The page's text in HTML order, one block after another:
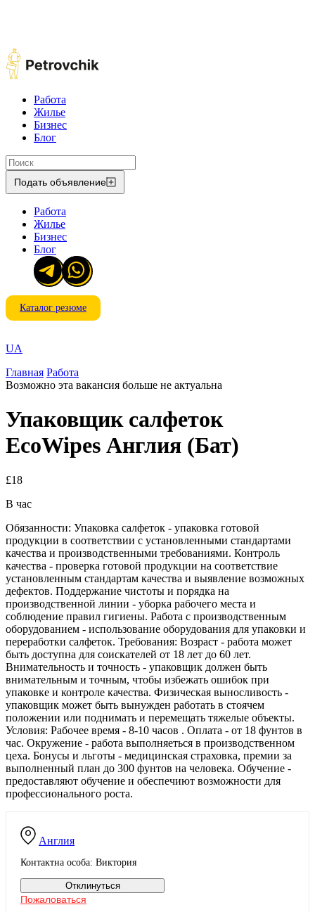
Работа
Жилье
Бизнес
Блог
Подать объявление
Работа
Жилье
Бизнес
Блог
Каталог резюме
UA
Главная Работа
Возможно эта вакансия больше не актуальна
Упаковщик салфеток
EcoWipes Англия (Бат)
£18
В час
Англия
Контактна особа: Виктория
Отклинуться
Пожаловаться
Обязанности: Упаковка салфеток - упаковка готовой
продукции в соответствии с установленными стандартами
качества и производственными требованиями. Контроль
качества - проверка готовой продукции на соответствие
установленным стандартам качества и выявление возможных
дефектов. Поддержание чистоты и порядка на
производственной линии - уборка рабочего места и
соблюдение правил гигиены. Работа с производственным
оборудованием - использование оборудования для упаковки и
переработки салфеток. Требования: Возраст - работа может
быть доступна для соискателей от 18 лет до 60 лет.
Внимательность и точность - упаковщик должен быть
внимательным и точным, чтобы избежать ошибок при
упаковке и контроле качества. Физическая выносливость -
упаковщик может быть вынужден работать в стоячем
положении или поднимать и перемещать тяжелые объекты.
Условия: Рабочее время - 8-10 часов . Оплата - от 18 фунтов в
час. Окружение - работа выполняеться в производственном
цеха. Бонусы и льготы - медицинская страховка, премии за
выполненный план до 300 фунтов на человека. Обучение -
предоставляют обучение и обеспечиют возможности для
профессионального роста.